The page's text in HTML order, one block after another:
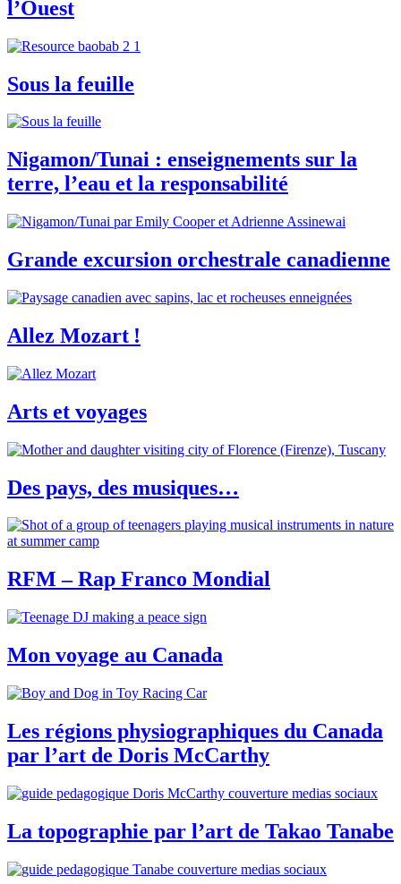
l’Ouest
Sous la feuille
Nigamon/Tunai : enseignements sur la
terre, l’eau et la responsabilité
Grande excursion orchestrale canadienne
Allez Mozart !
Arts et voyages
Des pays, des musiques…
RFM – Rap Franco Mondial
Mon voyage au Canada
Les régions physiographiques du Canada
par l’art de Doris McCarthy
La topographie par l’art de Takao Tanabe